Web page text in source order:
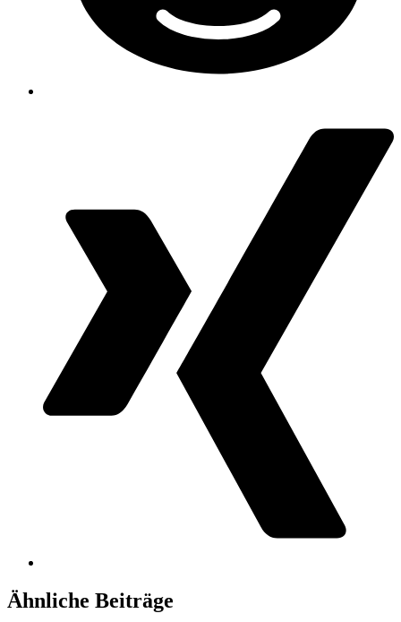
Ähnliche Beiträge